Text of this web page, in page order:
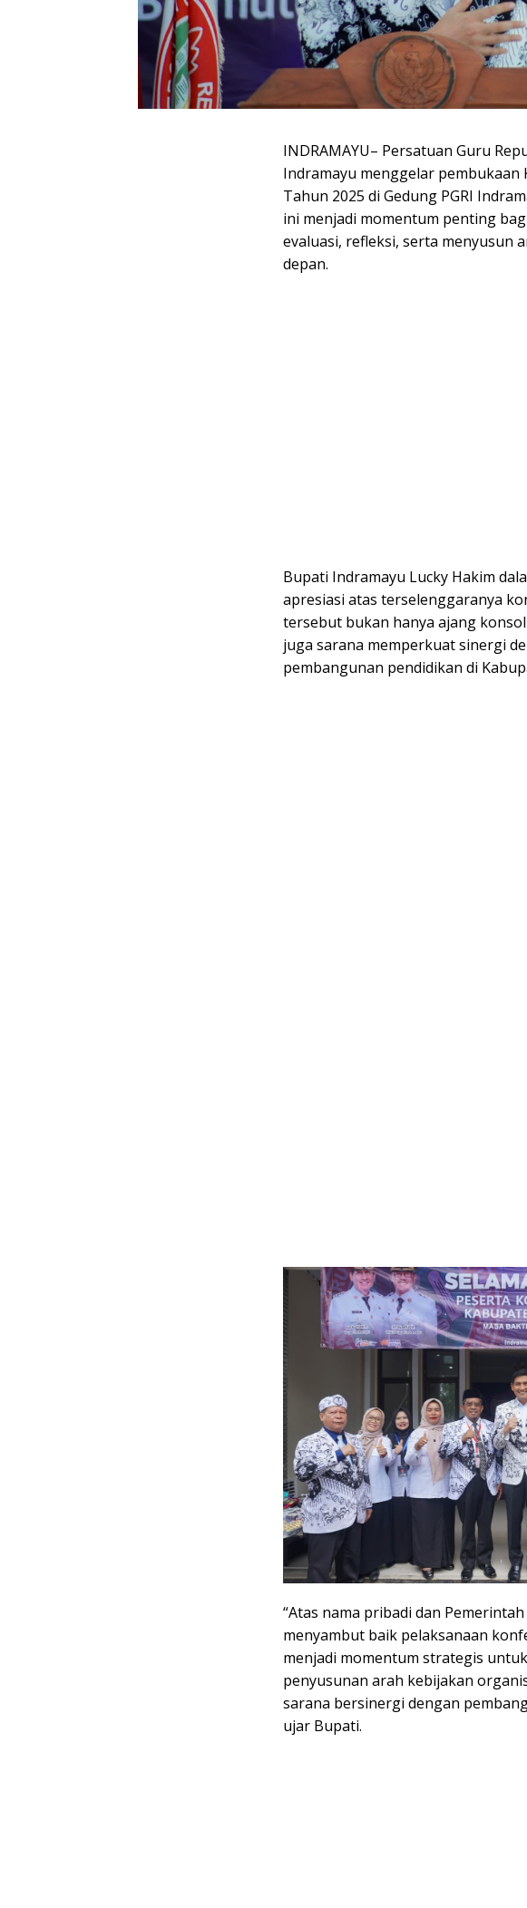
INDRAMAYU– Persatuan Guru
Indramayu menggelar pembukaan
Tahun 2025 di Gedung PGRI
ini menjadi momentum penting
evaluasi, refleksi, serta menyusun
depan.
Bupati Indramayu Lucky Hakim
apresiasi atas terselenggaranya
tersebut bukan hanya ajang
juga sarana memperkuat sinergi
pembangunan pendidikan di
“Atas nama pribadi dan
menyambut baik pelaksanaan
menjadi momentum strategis
penyusunan arah kebijakan
sarana bersinergi dengan
ujar Bupati.